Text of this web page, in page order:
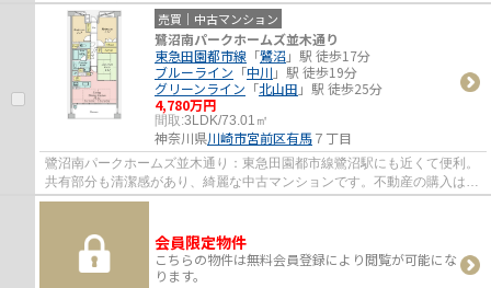
す。川崎市宮前区にある東急田園都市線鷺沼周...
売買｜中古マンション
鷺沼南パークホームズ並木通り
東急田園都市線 「鷺沼」駅 徒歩17分
ブルーライン 「中川 」駅 徒歩19分
グリーンライン 「北山田 」駅 徒歩25分
4,780万円
間取:3LDK/73.01㎡
神奈川県川崎市宮前区有馬７丁目
鷺沼南パークホームズ並木通り：東急田園都市線鷺沼駅にも近くて便利。
共有部分も清潔感があり、綺麗な中古マンションです。不動産の購入は慎
重に選ぶことをお勧め致します。地域の情...
会員限定物件
こちらの物件は無料会員登録により閲覧が可能にな
ります。